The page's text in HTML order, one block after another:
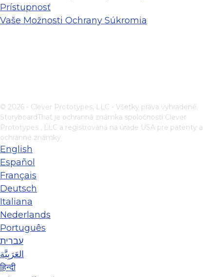
Prístupnosť
Vaše Možnosti Ochrany Súkromia
© 2026 - Clever Prototypes, LLC - Všetky práva vyhradené.
StoryboardThat je ochranná známka spoločnosti Clever
Prototypes , LLC a registrovaná na úrade USA pre patenty a
ochranné známky
English
Español
Français
Deutsch
Italiana
Nederlands
Português
עברית
العَرَبِيَّة
हिन्दी